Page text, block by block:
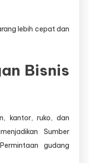
lebih cepat dan
Bisnis
kantor, ruko, dan
Sumber
gudang